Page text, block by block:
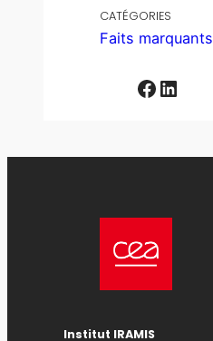
CATÉGORIES
Faits marquants
Facebook LinkedIn
Institut IRAMIS